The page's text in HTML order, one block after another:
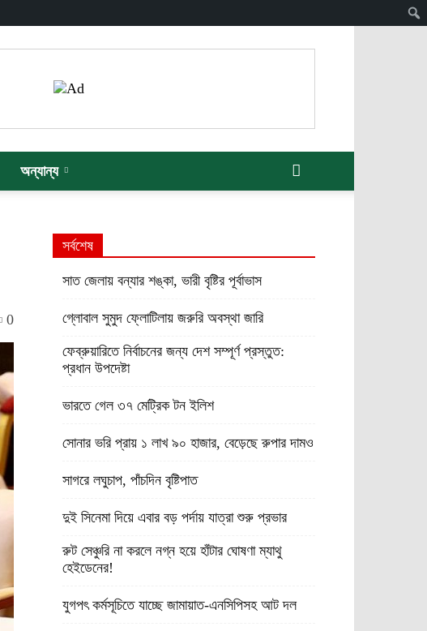
অন্যান্য
0
সর্বশেষ
সাত জেলায় বন্যার শঙ্কা, ভারী বৃষ্টির পূর্বাভাস
গ্লোবাল সুমুদ ফ্লোটিলায় জরুরি অবস্থা জারি
ফেব্রুয়ারিতে নির্বাচনের জন্য দেশ সম্পূর্ণ প্রস্তুত:
প্রধান উপদেষ্টা
ভারতে গেল ৩৭ মেট্রিক টন ইলিশ
সোনার ভরি প্রায় ১ লাখ ৯০ হাজার, বেড়েছে রুপার দামও
সাগরে লঘুচাপ, পাঁচদিন বৃষ্টিপাত
দুই সিনেমা দিয়ে এবার বড় পর্দায় যাত্রা শুরু প্রভার
রুট সেঞ্চুরি না করলে নগ্ন হয়ে হাঁটার ঘোষণা ম্যাথু
হেইডেনের!
যুগপৎ কর্মসূচিতে যাচ্ছে জামায়াত-এনসিপিসহ আট দল